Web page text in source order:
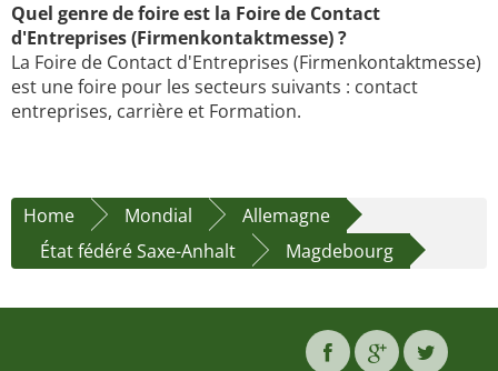
Quel genre de foire est la Foire de Contact
d'Entreprises (Firmenkontaktmesse) ?
La Foire de Contact d'Entreprises (Firmenkontaktmesse)
est une foire pour les secteurs suivants : contact
entreprises, carrière et Formation.
Home Mondial
Allemagne
État fédéré Saxe-Anhalt
Magdebourg